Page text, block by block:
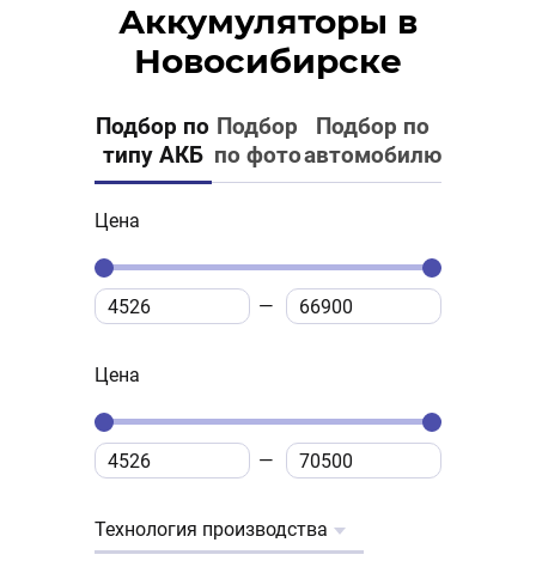
Аккумуляторы в
Новосибирске
Подбор по
типу АКБ
Подбор
по фото
Подбор по
автомобилю
Цена
Цена
Технология производства